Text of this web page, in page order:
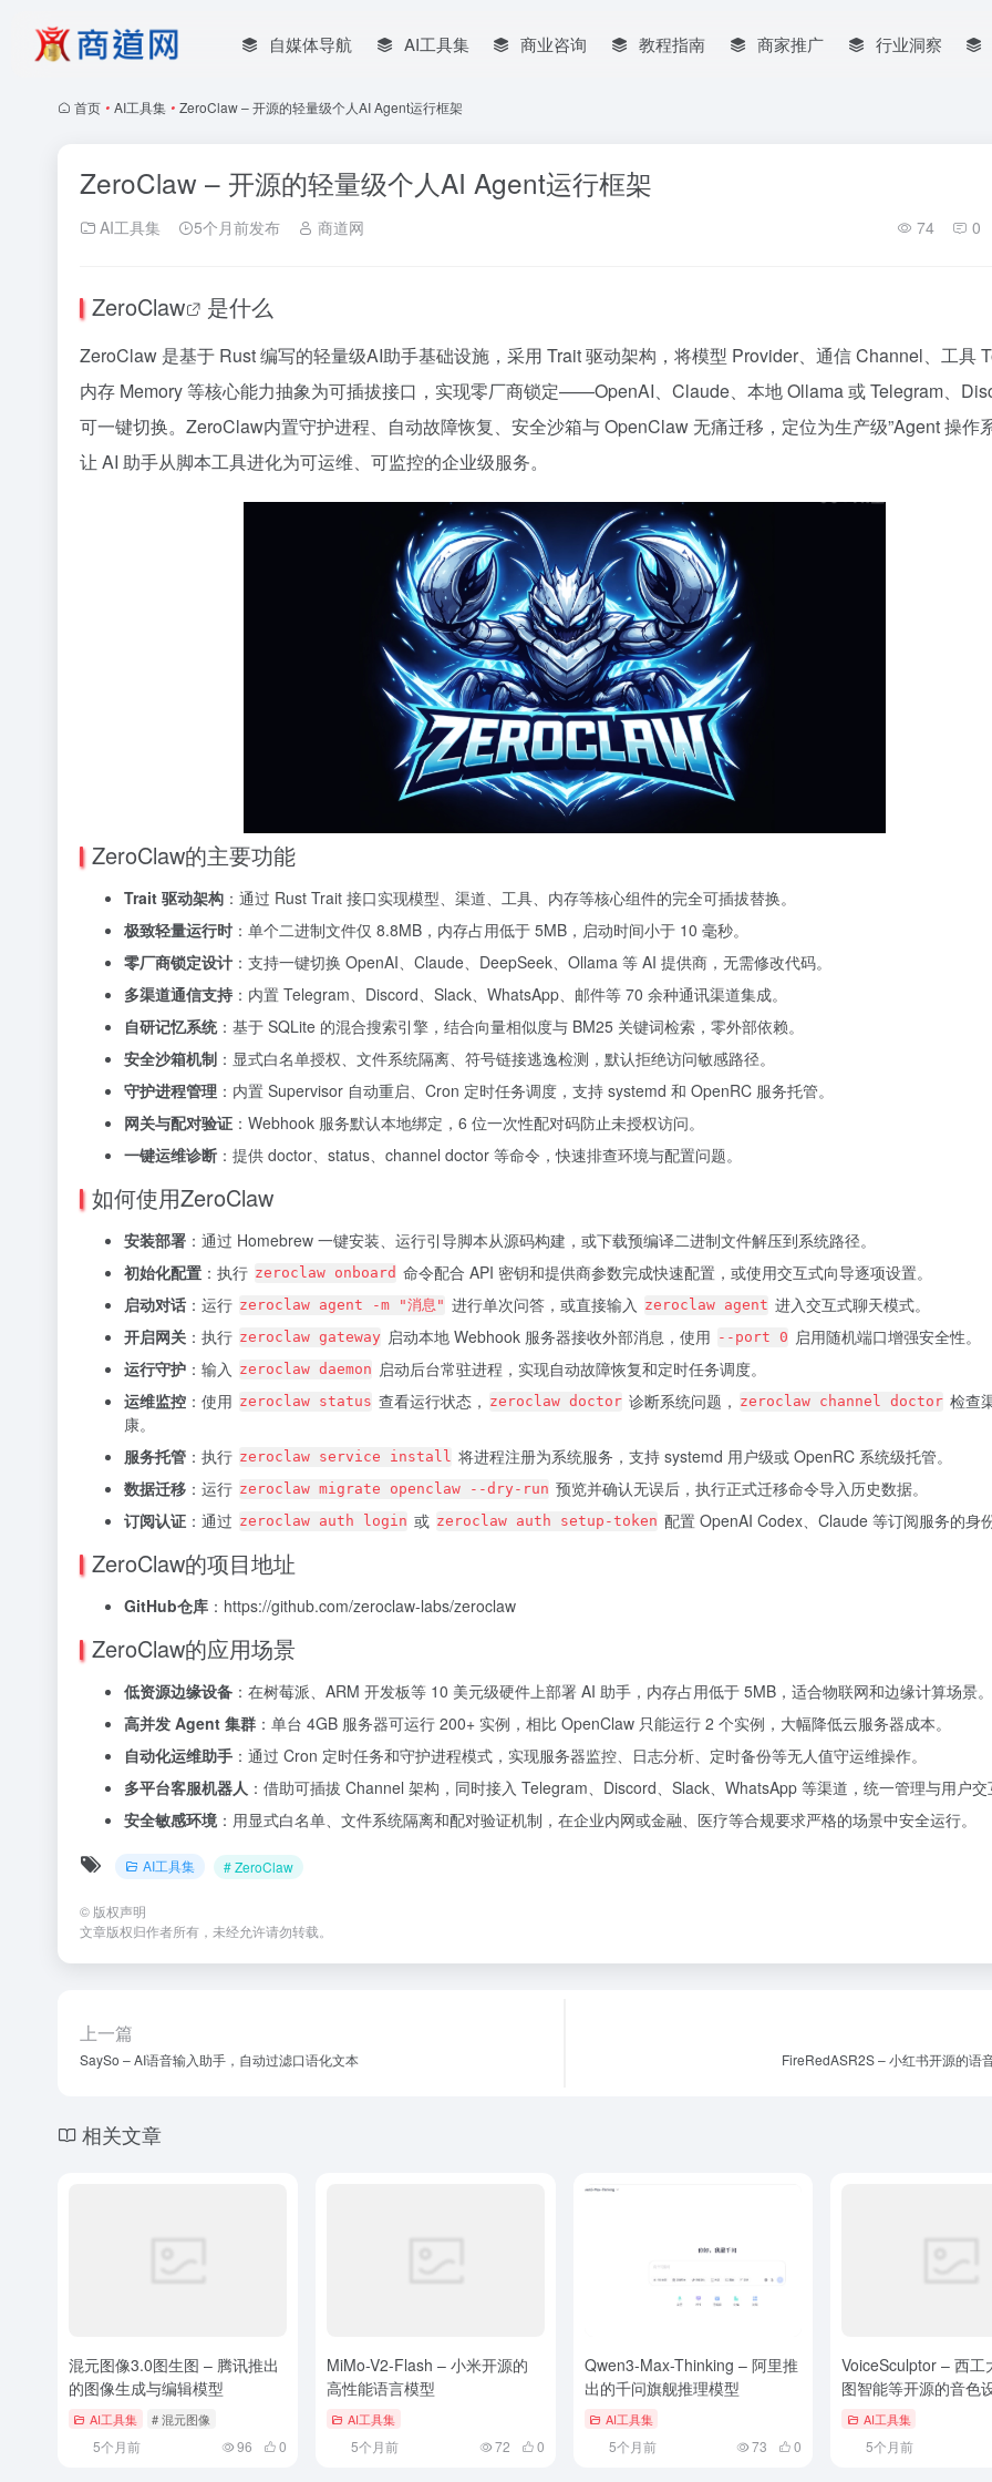
自媒体导航 AI工具集 商业咨询 教程指南 商家推广 行业洞察
首页 • AI工具集 • ZeroClaw – 开源的轻量级个人AI Agent运行框架
ZeroClaw – 开源的轻量级个人AI Agent运行框架
AI工具集 5个月前发布 商道网 74 0
ZeroClaw 是什么
ZeroClaw 是基于 Rust 编写的轻量级AI助手基础设施， 采用 Trait 驱动架构，将模型 Provider、通信 Channel、工具
内存 Memory 等核心能力抽象为可插拔接口，实现零厂商锁定——OpenAI、Claude、本地 Ollama 或 Telegram、
可一键切换。ZeroClaw内置守护进程、自动故障恢复、安全沙箱与 OpenClaw 无痛迁移，定位为生产级”Agent 操作
让 AI 助手从脚本工具进化为可运维、可监控的企业级服务。
ZeroClaw的主要功能
Trait 驱动架构 ：通过 Rust Trait 接口实现模型、渠道、工具、内存等核心组件的完全可插拔替换。
极致轻量运行时 ：单个二进制文件仅 8.8MB，内存占用低于 5MB，启动时间小于 10 毫秒。
零厂商锁定设计 ：支持一键切换 OpenAI、Claude、DeepSeek、Ollama 等 AI 提供商，无需修改代码。
多渠道通信支持 ：内置 Telegram、Discord、Slack、WhatsApp、邮件等 70 余种通讯渠道集成。
自研记忆系统：基于 SQLite 的混合搜索引擎，结合向量相似度与 BM25 关键词检索，零外部依赖。
安全沙箱机制 ：显式白名单授权、文件系统隔离、符号链接逃逸检测，默认拒绝访问敏感路径。
守护进程管理 ：内置 Supervisor 自动重启、Cron 定时任务调度，支持 systemd 和 OpenRC 服务托管。
网关与配对验证 ：Webhook 服务默认本地绑定，6 位一次性配对码防止未授权访问。
一键运维诊断 ：提供 doctor、status、channel doctor 等命令，快速排查环境与配置问题。
如何使用ZeroClaw
安装部署 ：通过 Homebrew 一键安装、运行引导脚本从源码构建，或下载预编译二进制文件解压到系统路径。
初始化配置 ：执行 zeroclaw onboard 命令配合 API 密钥和提供商参数完成快速配置，或使用交互式向导逐项设置。
启动对话 ：运行 zeroclaw agent -m "消息" 进行单次问答，或直接输入 zeroclaw agent 进入交互式聊天模式。
开启网关 ：执行 zeroclaw gateway 启动本地 Webhook 服务器接收外部消息，使用 --port 0 启用随机端口增强安全性。
运行守护 ：输入 zeroclaw daemon 启动后台常驻进程，实现自动故障恢复和定时任务调度。
运维监控 ：使用 zeroclaw status 查看运行状态， zeroclaw doctor 诊断系统问题， zeroclaw channel doctor 检查
康。
服务托管 ：执行 zeroclaw service install 将进程注册为系统服务，支持 systemd 用户级或 OpenRC 系统级托管。
数据迁移 ：运行 zeroclaw migrate openclaw --dry-run 预览并确认无误后，执行正式迁移命令导入历史数据。
订阅认证 ：通过 zeroclaw auth login 或 zeroclaw auth setup-token 配置 OpenAI Codex、Claude 等订阅服务的身
ZeroClaw的项目地址
GitHub仓库 ：https://github.com/zeroclaw-labs/zeroclaw
ZeroClaw的应用场景
低资源边缘设备 ：在树莓派、ARM 开发板等 10 美元级硬件上部署 AI 助手，内存占用低于 5MB，适合物联网和边缘计算场景。
高并发 Agent 集群 ：单台 4GB 服务器可运行 200+ 实例，相比 OpenClaw 只能运行 2 个实例，大幅降低云服务器成本。
自动化运维助手 ：通过 Cron 定时任务和守护进程模式，实现服务器监控、日志分析、定时备份等无人值守运维操作。
多平台客服机器人 ：借助可插拔 Channel 架构，同时接入 Telegram、Discord、Slack、WhatsApp 等渠道，统一管理与用户交
安全敏感环境 ：用显式白名单、文件系统隔离和配对验证机制，在企业内网或金融、医疗等合规要求严格的场景中安全运行。
AI工具集 # ZeroClaw
© 版权声明
文章版权归作者所有，未经允许请勿转载。
上一篇
SaySo – AI语音输入助手，自动过滤口语化文本 FireRedASR2S – 小红书开源的语
相关文章
混元图像3.0图生图 – 腾讯推出
的图像生成与编辑模型
AI工具集 # 混元图像
5个月前 96 0
MiMo-V2-Flash – 小米开源的
高性能语言模型
AI工具集
5个月前 72 0
Qwen3-Max-Thinking – 阿里推
出的千问旗舰推理模型
AI工具集
5个月前 73 0
VoiceSculptor – 西工
图智能等开源的音色
AI工具集
5个月前